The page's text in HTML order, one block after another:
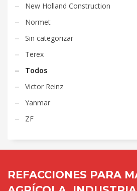
New Holland Construction
Normet
Sin categorizar
Terex
Todos
Victor Reinz
Yanmar
ZF
REFACCIONES PARA